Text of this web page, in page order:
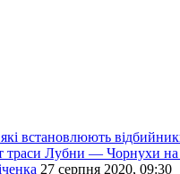
встановлюють
траси Лубни — Чорнухи
27 серпня 2020, 09:30